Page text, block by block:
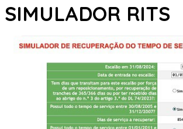
SIMULADOR RITS